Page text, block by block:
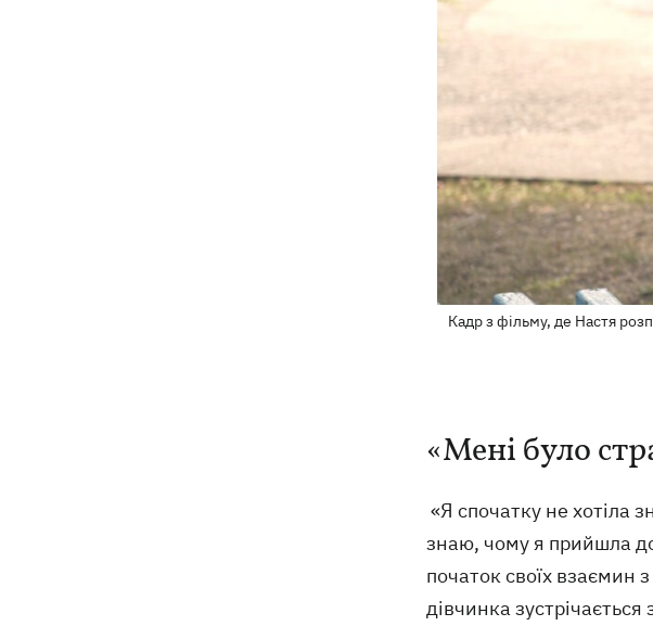
Кадр з фільму, де Настя
«Мені було
«Я спочатку не хотіла
знаю, чому я прийшла
початок своїх взаємин
дівчинка